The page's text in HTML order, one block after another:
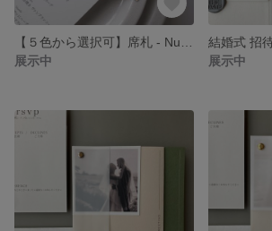
展示中
結婚式 招
展示中